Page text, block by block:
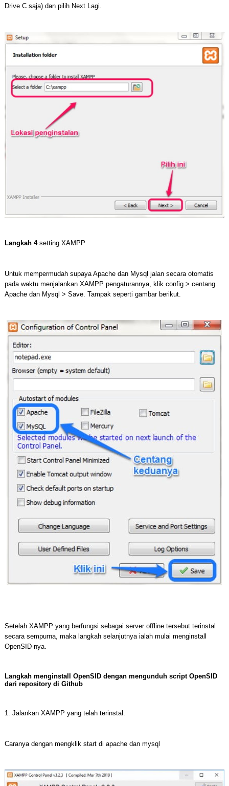
Drive C saja) dan pilih Next Lagi.
Langkah 4setting XAMPP
Untuk mempermudah supaya Apache dan Mysql jalan secara otomatis
pada waktu menjalankan XAMPP pengaturannya, klik config > centang
Apache dan Mysql > Save. Tampak seperti gambar berikut.
Setelah XAMPP yang berfungsi sebagai server offline tersebut terinstal
secara sempurna, maka langkah selanjutnya ialah mulai menginstall
OpenSID-nya.
Langkah menginstall OpenSID dengan mengunduh script OpenSID
dari repository di Github
1. Jalankan XAMPP yang telah terinstal.
Caranya dengan mengklik start di apache dan mysql